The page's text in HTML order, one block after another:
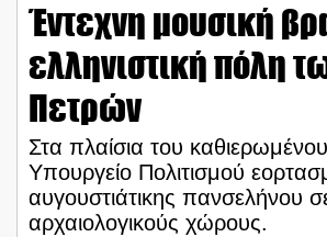
Έντεχνη μουσική
ελληνιστική πόλη
Πετρών
Στα πλαίσια του
Υπουργείο Πολιτισμού
αυγουστιάτικης πανσελήνου
αρχαιολογικούς χώρους.